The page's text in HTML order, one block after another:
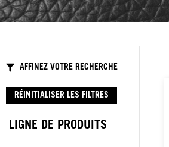
AFFINEZ VOTRE RECHERCHE
RÉINITIALISER LES FILTRES
LIGNE DE PRODUITS